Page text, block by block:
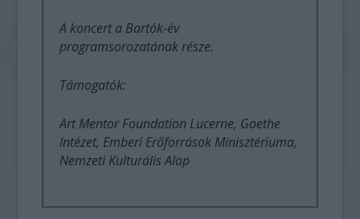
A koncert a Bartók-év
programsorozatának része.
Támogatók:
Art Mentor Foundation Lucerne, Goethe
Intézet, Emberi Erőforrások Minisztériuma,
Nemzeti Kulturális Alap